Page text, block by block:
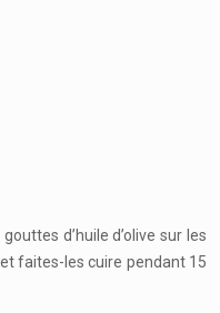
d’huile d’olive sur les
faites-les cuire pendant 15